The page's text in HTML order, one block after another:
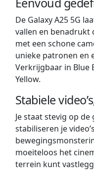
De Galaxy A25 5G
vallen en benadrukt
met een schone
unieke patronen en
Verkrijgbaar in Blue
Yellow.
Stabiele
Je staat stevig op de
stabiliseren je
moeiteloos het
terrein kunt